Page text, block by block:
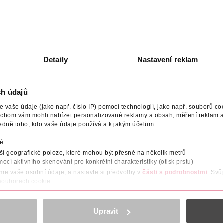
Detaily Nastavení reklam
údajů
vaše údaje (jako např. číslo IP) pomocí technologií, jako např. souborů
vám mohli nabízet personalizované reklamy a obsah, měření reklam
toho, kdo vaše údaje používá a k jakým účelům.
geografické poloze, které mohou být přesné na několik metrů
aktivního skenování pro konkrétní charakteristiky (otisk prstu)
vaše osobní údaje, a nastavte si předvolby v části s podrobnostmi .
cookie.
a reklam, funkcí sociálních médií, analýze návštěvnosti, které
osobních údajů.
Upravit
C a
69.90 Kč
DO KOŠÍKU DO KOŠÍKU
POČET NUTRIČNÍ HODNOTY VÝROBCE/
prostředí, jako je UV záření, znečištění ovzduší, cigaretový
přispívá k normální funkci imunitního systému. Selen je také
Selen přispívá k normální tvorbě spermií u mužů.
normální funkci štítné žlázy.